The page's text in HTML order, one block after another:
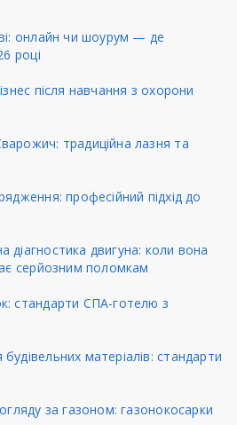
онлайн чи шоурум — де
році
після навчання з охорони
традиційна лазня та
професійний підхід до
двигуна: коли вона
серйозним поломкам
стандарти СПА-готелю з
матеріалів: стандарти
за газоном: газонокосарки